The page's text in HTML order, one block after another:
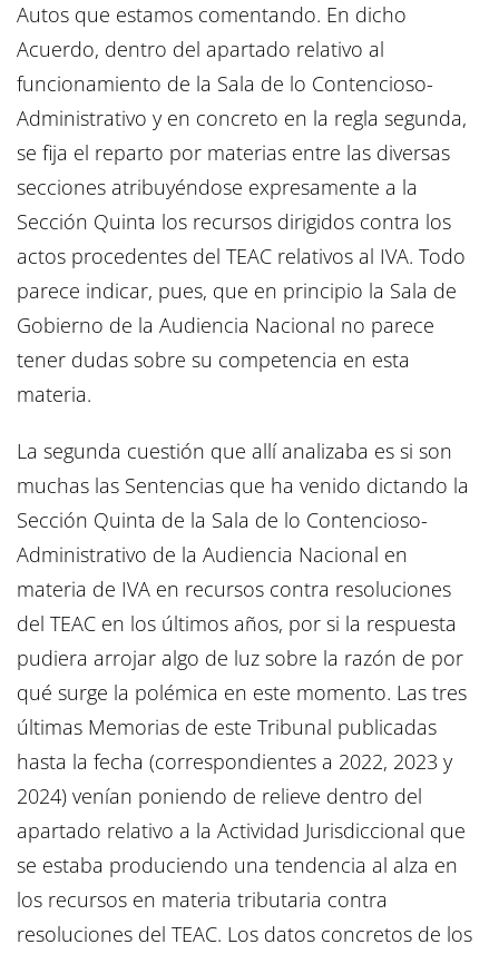
Autos que estamos comentando. En dicho
Acuerdo, dentro del apartado relativo al
funcionamiento de la Sala de lo Contencioso-
Administrativo y en concreto en la regla segunda,
se fija el reparto por materias entre las diversas
secciones atribuyéndose expresamente a la
Sección Quinta los recursos dirigidos contra los
actos procedentes del TEAC relativos al IVA. Todo
parece indicar, pues, que en principio la Sala de
Gobierno de la Audiencia Nacional no parece
tener dudas sobre su competencia en esta
materia.
La segunda cuestión que allí analizaba es si son
muchas las Sentencias que ha venido dictando la
Sección Quinta de la Sala de lo Contencioso-
Administrativo de la Audiencia Nacional en
materia de IVA en recursos contra resoluciones
del TEAC en los últimos años, por si la respuesta
pudiera arrojar algo de luz sobre la razón de por
qué surge la polémica en este momento. Las tres
últimas Memorias de este Tribunal publicadas
hasta la fecha (correspondientes a 2022, 2023 y
2024) venían poniendo de relieve dentro del
apartado relativo a la Actividad Jurisdiccional que
se estaba produciendo una tendencia al alza en
los recursos en materia tributaria contra
resoluciones del TEAC. Los datos concretos de los